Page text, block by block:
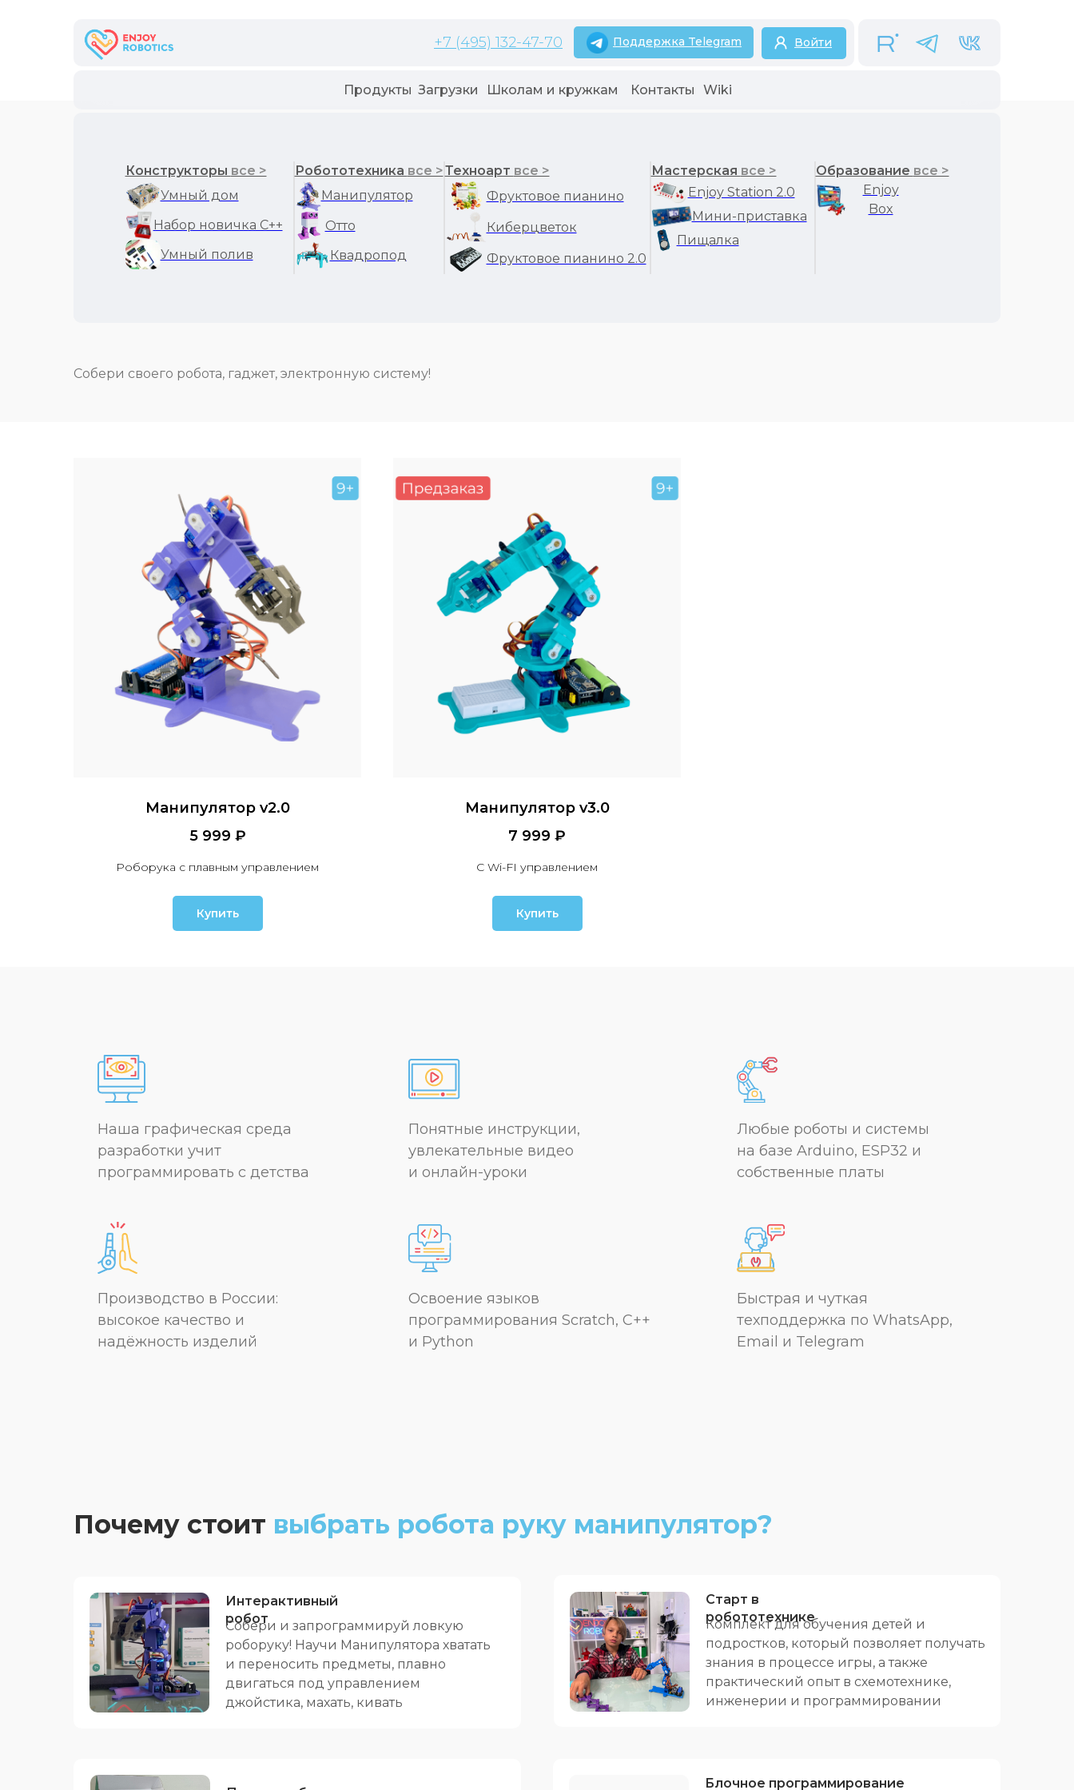
Продукты Загрузки Школам и кружкам Контакты Wiki
+7 (495) 132-47-70 Войти
Поддержка Telegram
Конструкторы все >
Умный дом
Набор новичка С++
Умный полив
Робототехника все >
Манипулятор
Отто
Квадропод
Техноарт все >
Фруктовое пианино
Киберцветок
Фруктовое пианино 2.0
Мастерская все >
Enjoy Station 2.0
Мини-приставка
Пищалка
Образование все >
Enjoy
Box
/ Интернет-магазин Роботы манипуляторы
Собери своего робота, гаджет, электронную систему!
Манипулятор v2.0
5 999 ₽
Роборука с плавным управлением
Купить
Манипулятор v3.0
7 999 ₽
С Wi-FI управлением
Купить
Наша графическая среда
разработки учит
программировать с детства
Понятные инструкции,
увлекательные видео
и онлайн-уроки
Любые роботы и системы
на базе Arduino, ESP32 и
собственные платы
Производство в России:
высокое качество и
надёжность изделий
Освоение языков
программирования Scratch, C++
и Python
Быстрая и чуткая
техподдержка по WhatsApp,
Email и Telegram
Почему стоит выбрать робота руку манипулятор?
Интерактивный
робот
Собери и запрограммируй ловкую
роборуку! Научи Манипулятора хватать
и переносить предметы, плавно
двигаться под управлением
джойстика, махать, кивать
Старт в
робототехнике
Комплект для обучения детей и
подростков, который позволяет получать
знания в процессе игры, а также
практический опыт в схемотехнике,
инженерии и программировании
Блочное программирование